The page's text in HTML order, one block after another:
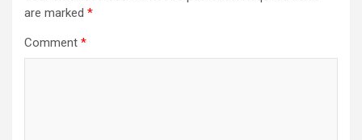
are marked *
Comment *